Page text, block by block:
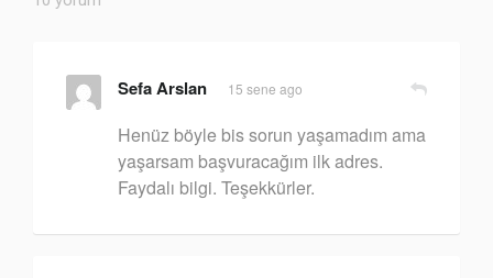
Sefa Arslan 15 sene ago
Henüz böyle bis sorun yaşamadım ama
yaşarsam başvuracağım ilk adres.
Faydalı bilgi. Teşekkürler.